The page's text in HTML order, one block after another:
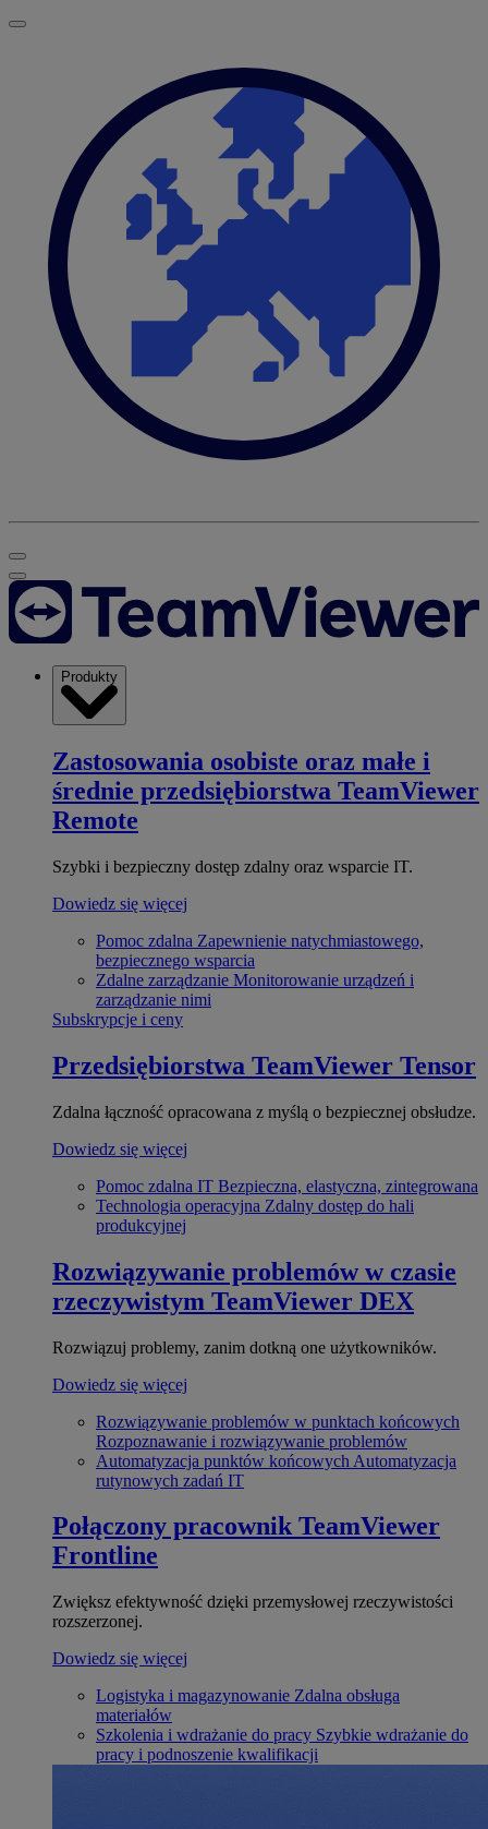
Produkty
Zastosowania osobiste oraz małe i
średnie przedsiębiorstwa TeamViewer
Remote
Szybki i bezpieczny dostęp zdalny oraz wsparcie IT.
Dowiedz się więcej
Pomoc zdalna Zapewnienie natychmiastowego,
bezpiecznego wsparcia
Zdalne zarządzanie Monitorowanie urządzeń i
zarządzanie nimi
Subskrypcje i ceny
Przedsiębiorstwa TeamViewer Tensor
Zdalna łączność opracowana z myślą o bezpiecznej obsłudze.
Dowiedz się więcej
Pomoc zdalna IT Bezpieczna, elastyczna, zintegrowana
Technologia operacyjna Zdalny dostęp do hali
produkcyjnej
Rozwiązywanie problemów w czasie
rzeczywistym TeamViewer DEX
Rozwiązuj problemy, zanim dotkną one użytkowników.
Dowiedz się więcej
Rozwiązywanie problemów w punktach końcowych
Rozpoznawanie i rozwiązywanie problemów
Automatyzacja punktów końcowych Automatyzacja
rutynowych zadań IT
Połączony pracownik TeamViewer
Frontline
Zwiększ efektywność dzięki przemysłowej rzeczywistości
rozszerzonej.
Dowiedz się więcej
Logistyka i magazynowanie Zdalna obsługa
materiałów
Szkolenia i wdrażanie do pracy Szybkie wdrażanie do
pracy i podnoszenie kwalifikacji